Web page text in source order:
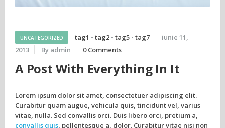
UNCATEGORIZED tag1 • tag2 • tag5 • tag7
iunie 11,
2013
By admin 0 Comments
A Post With Everything In It
Lorem ipsum dolor sit amet, consectetuer adipiscing elit.
Curabitur quam augue, vehicula quis, tincidunt vel, varius
vitae, nulla. Sed convallis orci. Duis libero orci, pretium a,
convallis quis , pellentesque a, dolor. Curabitur vitae nisi non